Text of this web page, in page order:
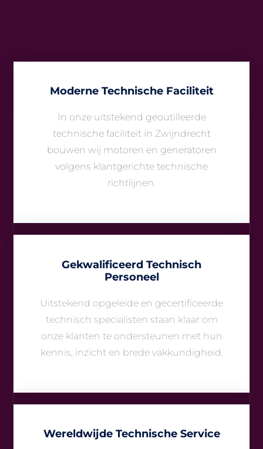
Moderne Technische Faciliteit
In onze uitstekend geoutilleerde
technische faciliteit in Zwijndrecht
bouwen wij motoren en generatoren
volgens klantgerichte technische
richtlijnen.
Gekwalificeerd Technisch
Personeel
Uitstekend opgeleide en gecertificeerde
technisch specialisten staan klaar om
onze klanten te ondersteunen met hun
kennis, inzicht en brede vakkundigheid.
Wereldwijde Technische Service